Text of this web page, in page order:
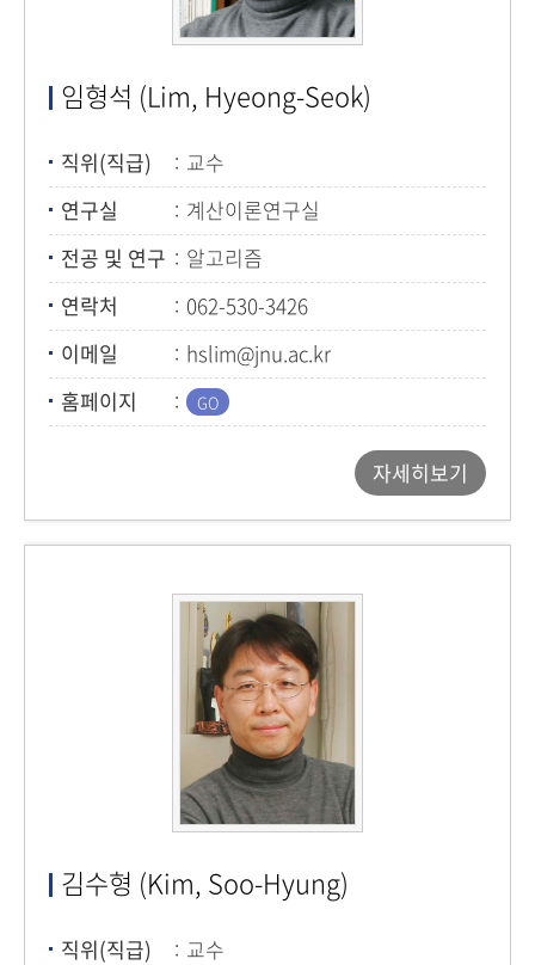
임형석 (Lim, Hyeong-Seok)
직위(직급)
교수
연구실
계산이론연구실
전공 및 연구
알고리즘
연락처
062-530-3426
이메일
hslim@jnu.ac.kr
홈페이지
자세히보기
김수형 (Kim, Soo-Hyung)
직위(직급)
교수